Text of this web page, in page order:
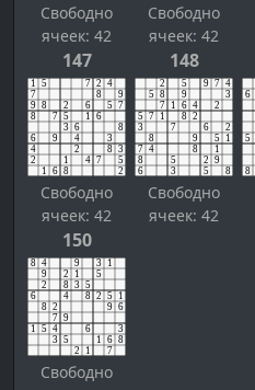
Свободно
ячеек: 42
Свободно
ячеек: 42
147
Свободно
ячеек: 42
148
Свободно
ячеек: 42
150
Свободно